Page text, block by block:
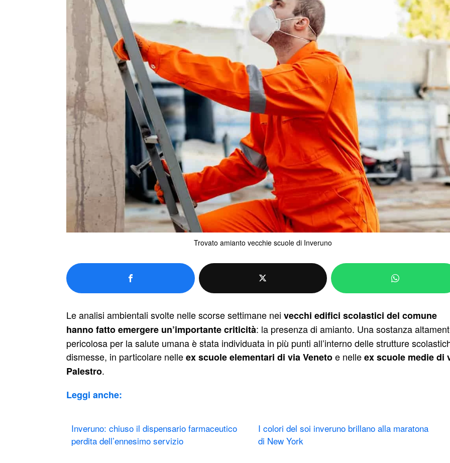
Trovato amianto vecchie scuole di Inveruno
Le analisi ambientali svolte nelle scorse settimane nei vecchi edifici scolastici del comune
hanno fatto emergere un’importante criticità: la presenza di amianto. Una sostanza
pericolosa per la salute umana è stata individuata in più punti all’interno delle strutture
dismesse, in particolare nelleex scuole elementari di via Venetoe nelleex scuole medie di
Palestro.
Leggi anche:
Inveruno: chiuso il dispensario farmaceutico
perdita dell’ennesimo servizio
I colori del soi inveruno brillano alla maratona
di New York